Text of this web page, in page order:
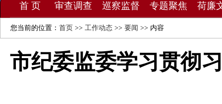
首 页 审查调查 巡察监督 专题聚焦 荷廉
您当前的位置： 首页 >> 工作动态 >> 要闻 >> 内容
市纪委监委学习贯彻